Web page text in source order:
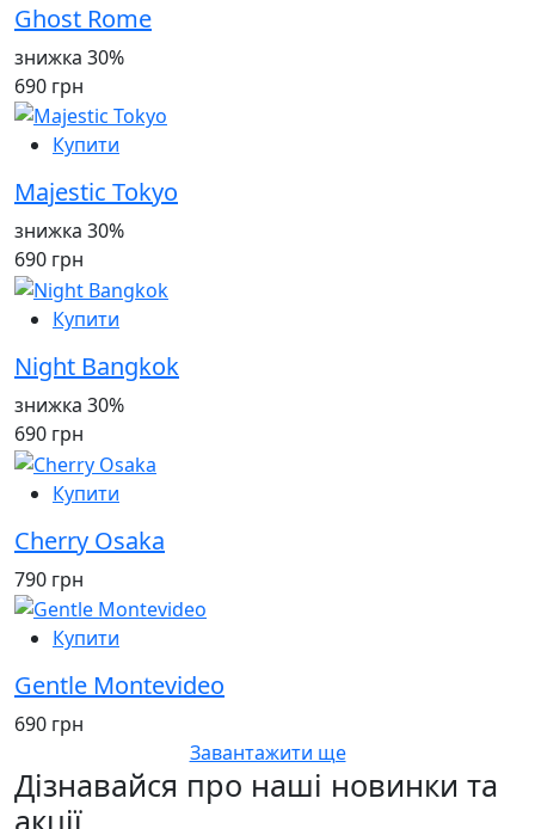
Ghost Rome
знижка 30%
690 грн
Купити
Majestic Tokyo
знижка 30%
690 грн
Купити
Night Bangkok
знижка 30%
690 грн
Купити
Cherry Osaka
790 грн
Купити
Gentle Montevideo
690 грн
Завантажити ще
Дізнавайся про наші новинки та